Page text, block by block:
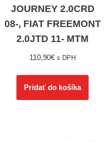
JOURNEY 2.0CRD
08-, FIAT FREEMONT
2.0JTD 11- MTM
110,90€ s DPH
Pridať do košíka